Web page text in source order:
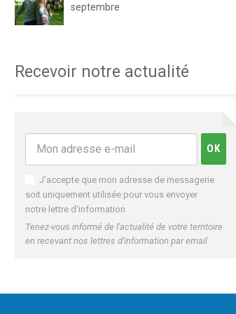
septembre
Recevoir notre actualité
J'accepte que mon adresse de messagerie
soit uniquement utilisée pour vous envoyer
notre lettre d'information
Tenez-vous informé de l'actualité de votre territoire
en recevant nos lettres d'information par email